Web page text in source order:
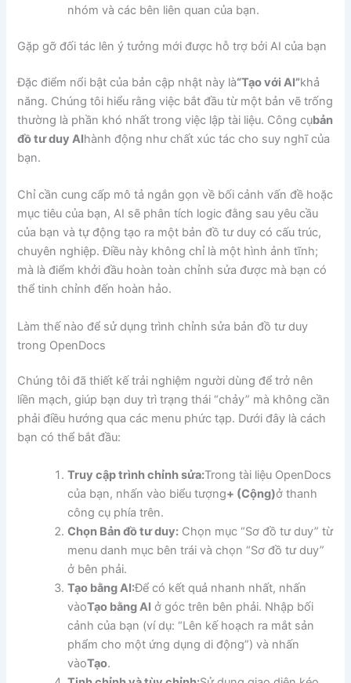
nhóm và các bên liên quan của bạn.
Gặp gỡ đối tác lên ý tưởng mới được hỗ trợ bởi AI của bạn
Đặc điểm nổi bật của bản cập nhật này là“Tạo với AI”khả
năng. Chúng tôi hiểu rằng việc bắt đầu từ một bản vẽ trống
thường là phần khó nhất trong việc lập tài liệu. Công cụbản
đồ tư duy AIhành động như chất xúc tác cho suy nghĩ của
bạn.
Chỉ cần cung cấp mô tả ngắn gọn về bối cảnh vấn đề hoặc
mục tiêu của bạn, AI sẽ phân tích logic đằng sau yêu cầu
của bạn và tự động tạo ra một bản đồ tư duy có cấu trúc,
chuyên nghiệp. Điều này không chỉ là một hình ảnh tĩnh;
mà là điểm khởi đầu hoàn toàn chỉnh sửa được mà bạn có
thể tinh chỉnh đến hoàn hảo.
Làm thế nào để sử dụng trình chỉnh sửa bản đồ tư duy
trong OpenDocs
Chúng tôi đã thiết kế trải nghiệm người dùng để trở nên
liền mạch, giúp bạn duy trì trạng thái “chảy” mà không cần
phải điều hướng qua các menu phức tạp. Dưới đây là cách
bạn có thể bắt đầu:
Truy cập trình chỉnh sửa:Trong tài liệu OpenDocs
của bạn, nhấn vào biểu tượng+ (Cộng)ở thanh
công cụ phía trên.
Chọn Bản đồ tư duy: Chọn mục “Sơ đồ tư duy” từ
menu danh mục bên trái và chọn “Sơ đồ tư duy”
ở bên phải.
Tạo bằng AI:Để có kết quả nhanh nhất, nhấn
vàoTạo bằng AI ở góc trên bên phải. Nhập bối
cảnh của bạn (ví dụ: “Lên kế hoạch ra mắt sản
phẩm cho một ứng dụng di động”) và nhấn
vàoTạo.